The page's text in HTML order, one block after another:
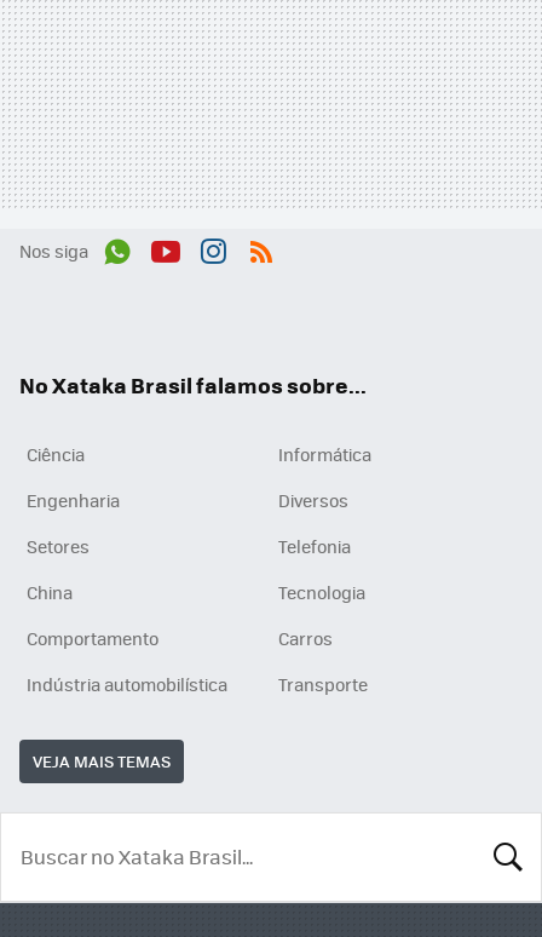
Nos siga
No Xataka Brasil falamos sobre...
Ciência
Informática
Engenharia
Diversos
Setores
Telefonia
China
Tecnologia
Comportamento
Carros
Indústria automobilística
Transporte
VEJA MAIS TEMAS